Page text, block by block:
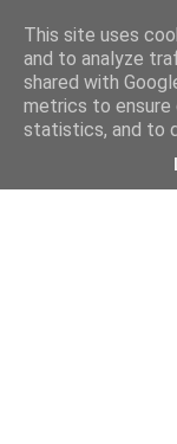
This site uses
and to analyze
shared with
metrics to ensure
statistics, and to